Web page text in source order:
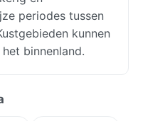
periodes tussen
kunnen
binnenland.